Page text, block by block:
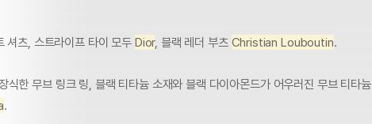
셔츠, 스트라이프 타이 모두 Dior, 블랙 레더 부츠 Christian Louboutin.
식한 무브 링크 링, 블랙 티타늄 소재와 블랙 다이아몬드가 어우러진 무브 티타늄
.